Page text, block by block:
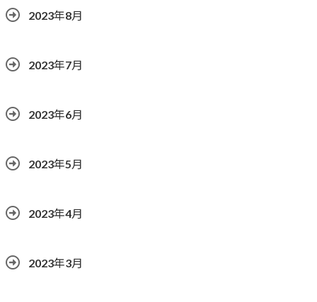
2023年8月
2023年7月
2023年6月
2023年5月
2023年4月
2023年3月